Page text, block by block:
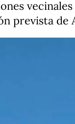
prevista de